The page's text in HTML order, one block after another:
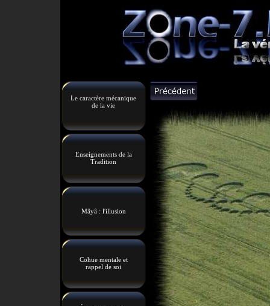
Le caractère mécanique
de la vie
Enseignements de la
Tradition
Mâyâ : l'illusion
Cohue mentale et
rappel de soi